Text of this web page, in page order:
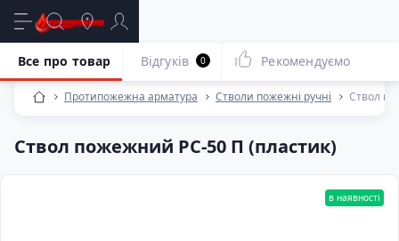
Протипожежна арматура Стволи пожежні ручні Ствол
Ствол пожежний РС-50 П (пластик)
Все про товар Відгуків 0 Рекомендуємо
в наявності